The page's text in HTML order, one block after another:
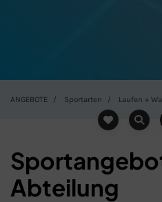
ANGEBOTE Sportarten Laufen +
Abteilung